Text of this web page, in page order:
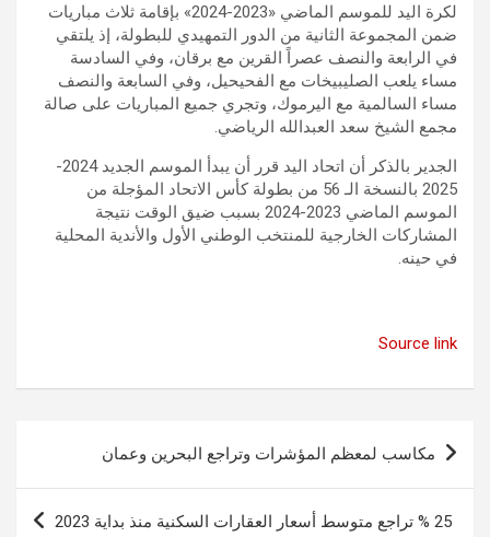
لكرة اليد للموسم الماضي «2023-2024» بإقامة ثلاث مباريات
ضمن المجموعة الثانية من الدور التمهيدي للبطولة، إذ يلتقي
في الرابعة والنصف عصراً القرين مع برقان، وفي السادسة
مساء يلعب الصليبيخات مع الفحيحيل، وفي السابعة والنصف
مساء السالمية مع اليرموك، وتجري جميع المباريات على صالة
مجمع الشيخ سعد العبدالله الرياضي.
الجدير بالذكر أن اتحاد اليد قرر أن يبدأ الموسم الجديد 2024-
2025 بالنسخة الـ 56 من بطولة كأس الاتحاد المؤجلة من
الموسم الماضي 2023-2024 بسبب ضيق الوقت نتيجة
المشاركات الخارجية للمنتخب الوطني الأول والأندية المحلية
في حينه.
Source link
تصفّح
المقالات
مكاسب لمعظم المؤشرات وتراجع البحرين وعمان
25 % تراجع متوسط أسعار العقارات السكنية منذ بداية 2023